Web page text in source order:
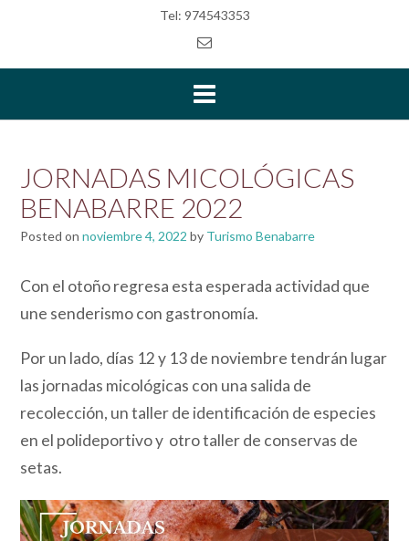
Tel: 974543353
JORNADAS MICOLÓGICAS
BENABARRE 2022
Posted on noviembre 4, 2022 by Turismo Benabarre
Con el otoño regresa esta esperada actividad que
une senderismo con gastronomía.
Por un lado, días 12 y 13 de noviembre tendrán lugar
las jornadas micológicas con una salida de
recolección, un taller de identificación de especies
en el polideportivo y otro taller de conservas de
setas.